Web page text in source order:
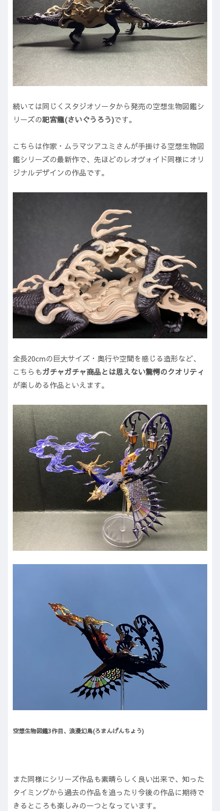
続いては同じくスタジオソータから発売の空想生物図鑑シ
リーズの祀宮龍(さいぐうろう)です。
こちらは作家・ムラマツアユミさんが手掛ける空想生物図
鑑シリーズの最新作で、先ほどのレオヴォイド同様にオリ
ジナルデザインの作品です。
全長20cmの巨大サイズ・奥行や空間を感じる造形など、
こちらもガチャガチャ商品とは思えない驚愕のクオリティ
が楽しめる作品といえます。
空想生物図鑑3作目、浪漫幻鳥(ろまんげんちょう)
また同様にシリーズ作品も素晴らしく良い出来で、知った
タイミングから過去の作品を追ったり今後の作品に期待で
きるところも楽しみの一つとなっています。